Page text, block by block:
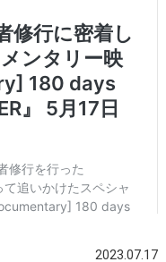
2023.07.17